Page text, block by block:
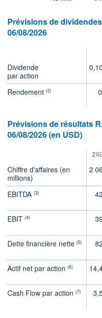
Prévisions de
06/08/2026
Dividende
par action
0,10
Rendement (2)
Prévisions de résultats
06/08/2026 (en USD)
Chiffre d'affaires (en
millions)
2
EBITDA (3)
EBIT (4)
Dette financière nette (5)
Actif net par action (6)
Cash Flow par action (7)